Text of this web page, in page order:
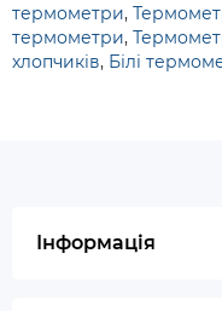
термометри,
термометри,
хлопчиків, Білі
Інформація